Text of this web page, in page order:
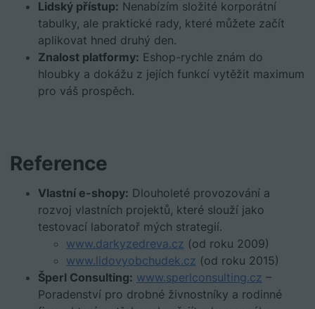
Lidský přístup: Nenabízím složité korporátní
tabulky, ale praktické rady, které můžete začít
aplikovat hned druhý den.
Znalost platformy: Eshop-rychle znám do
hloubky a dokážu z jejích funkcí vytěžit maximum
pro váš prospěch.
Reference
Vlastní e-shopy: Dlouholeté provozování a
rozvoj vlastních projektů, které slouží jako
testovací laboratoř mých strategií.
www.darkyzedreva.cz (od roku 2009)
www.lidovyobchudek.cz (od roku 2015)
Šperl Consulting: www.sperlconsulting.cz –
Poradenství pro drobné živnostníky a rodinné